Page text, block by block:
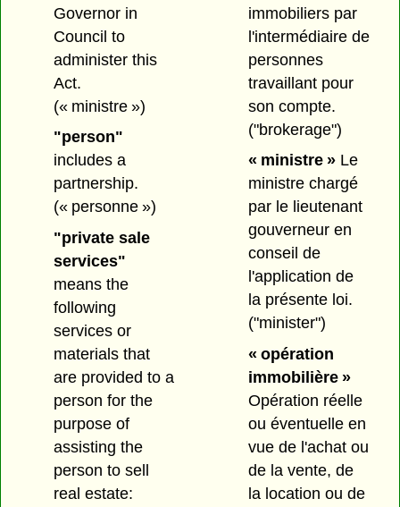
Governor in
Council to
administer this
Act.
(« ministre »)
"person"
includes a
partnership.
(« personne »)
"private sale
services"
means the
following
services or
materials that
are provided to a
person for the
purpose of
assisting the
person to sell
real estate:
immobiliers par
l'intermédiaire de
personnes
travaillant pour
son compte.
("brokerage")
« ministre »Le
ministre chargé
par le lieutenant
gouverneur en
conseil de
l'application de
la présente loi.
("minister")
« opération
immobilière »
Opération réelle
ou éventuelle en
vue de l'achat ou
de la vente, de
la location ou de